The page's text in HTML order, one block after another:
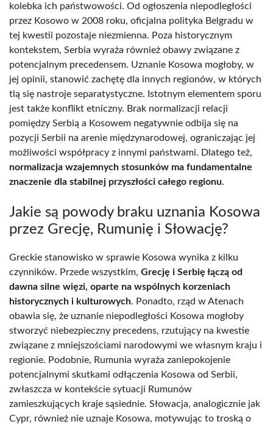
kolebka ich państwowości. Od ogłoszenia niepodległości
przez Kosowo w 2008 roku, oficjalna polityka Belgradu w
tej kwestii pozostaje niezmienna. Poza historycznym
kontekstem, Serbia wyraża również obawy związane z
potencjalnym precedensem. Uznanie Kosowa mogłoby, w
jej opinii, stanowić zachętę dla innych regionów, w których
tlą się nastroje separatystyczne. Istotnym elementem sporu
jest także konflikt etniczny. Brak normalizacji relacji
pomiędzy Serbią a Kosowem negatywnie odbija się na
pozycji Serbii na arenie międzynarodowej, ograniczając jej
możliwości współpracy z innymi państwami. Dlatego też,
normalizacja wzajemnych stosunków ma fundamentalne
znaczenie dla stabilnej przyszłości całego regionu.
Jakie są powody braku uznania Kosowa
przez Grecję, Rumunię i Słowację?
Greckie stanowisko w sprawie Kosowa wynika z kilku
czynników. Przede wszystkim, Grecję i Serbię łączą od
dawna silne więzi, oparte na wspólnych korzeniach
historycznych i kulturowych. Ponadto, rząd w Atenach
obawia się, że uznanie niepodległości Kosowa mogłoby
stworzyć niebezpieczny precedens, rzutujący na kwestie
związane z mniejszościami narodowymi we własnym kraju i
regionie. Podobnie, Rumunia wyraża zaniepokojenie
potencjalnymi skutkami odłączenia Kosowa od Serbii,
zwłaszcza w kontekście sytuacji Rumunów
zamieszkujących kraje sąsiednie. Słowacja, analogicznie jak
Cypr, również nie uznaje Kosowa, motywując to troską o